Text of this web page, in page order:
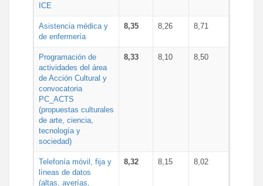
ICE
Asistencia médica y
de enfermería
8,35 8,26 8,71
Programación de
actividades del área
de Acción Cultural y
convocatoria
PC_ACTS
(propuestas culturales
de arte, ciencia,
tecnología y
sociedad)
8,33 8,10 8,50
Telefonía móvil, fija y
líneas de datos
(altas, averías,
8,32 8,15 8,02